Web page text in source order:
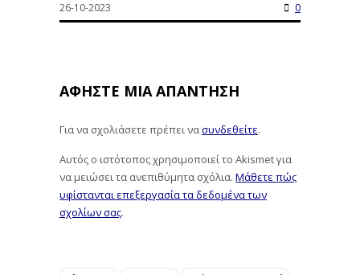
26-10-2023 0
ΑΦΉΣΤΕ ΜΙΑ ΑΠΆΝΤΗΣΗ
Για να σχολιάσετε πρέπει νασυνδεθείτε.
Αυτός ο ιστότοπος χρησιμοποιεί το Akismet για
να μειώσει τα ανεπιθύμητα σχόλια. Μάθετε πώς
υφίστανται επεξεργασία τα δεδομένα των
σχολίων σας.